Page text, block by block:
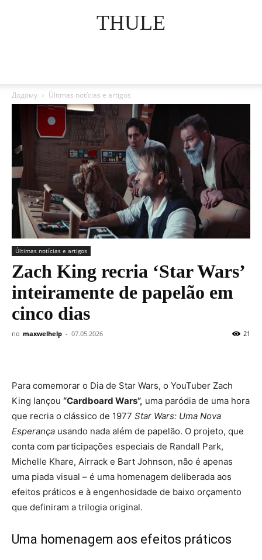
THULE
Додому Últimas notícias e artigos
Últimas notícias e artigos
Zach King recria ‘Star Wars’
inteiramente de papelão em
cinco dias
по maxwelhelp - 07.05.2026 21
Para comemorar o Dia de Star Wars, o YouTuber Zach
King lançou “Cardboard Wars”, uma paródia de uma hora
que recria o clássico de 1977 Star Wars: Uma Nova
Esperança usando nada além de papelão. O projeto, que
conta com participações especiais de Randall Park,
Michelle Khare, Airrack e Bart Johnson, não é apenas
uma piada visual – é uma homenagem deliberada aos
efeitos práticos e à engenhosidade de baixo orçamento
que definiram a trilogia original.
Uma homenagem aos efeitos práticos